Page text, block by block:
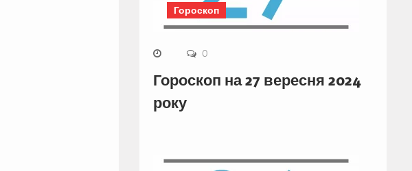
Гороскоп
0
Гороскоп на 27 вересня 2024
року